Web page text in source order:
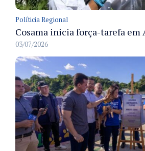
Políticia Regional
03/07/2026